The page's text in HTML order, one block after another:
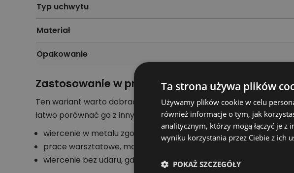
Typ uchwytu
Materiał
Opakowanie
Zastosowanie w pracy
Ten wariant warto dobrać do materiału, rodzaju maszyny i
łatwo porównać go z innymi akcesoriami i wybrać właściwy
wiercenie w metalu zgodnie z parametrami wiertła.
prace warsztatowe, montażowe i serwisowe.
wiercenie bez udaru, gdy wymaga tego materiał i typ osprzętu.
Ta strona używa plików
Używamy plików cookie w celu
również informacje o tym, jak
analitycznym, którzy mogą łączyć je
wyniku korzystania przez Ciebie z ich
POKAŻ SZCZEGÓŁY